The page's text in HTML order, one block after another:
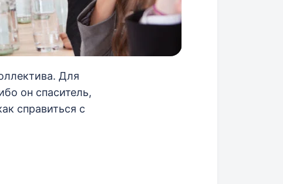
Для
он спаситель,
справиться с